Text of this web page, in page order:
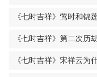
《七时吉祥》莺时和锦
《七时吉祥》第二次历
《七时吉祥》宋祥云为